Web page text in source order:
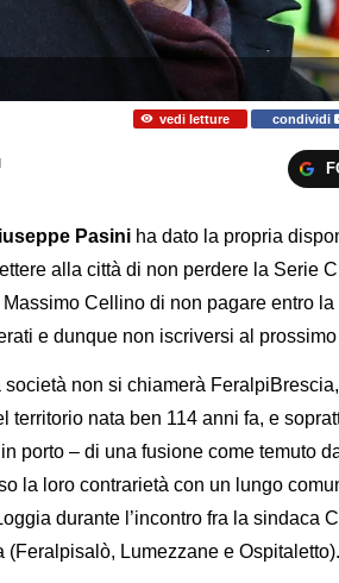
vedi letture condividi
Pasini ha dato la propria
alla città di non perdere la Serie C
Cellino di non pagare entro
e dunque non iscriversi al
non si chiamerà
nata ben 114 anni fa, e
porto – di una fusione come temuto
la loro contrarietà con un lungo
durante l’incontro fra la sindaca
Lumezzane e Ospitaletto).